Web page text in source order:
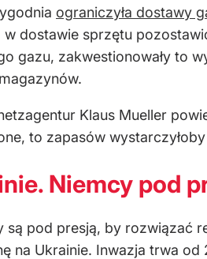
ograniczyła dostawy
w dostawie sprzętu
gazu, zakwestionowały to
Klaus Mueller
to zapasów
Niemcy pod
są pod presją, by rozwiązać
na Ukrainie. Inwazja trwa